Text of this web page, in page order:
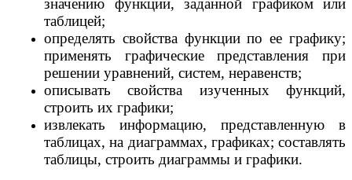
значению функции, заданной графиком или
таблицей;
определять свойства функции по ее графику;
применять графические представления при
решении уравнений, систем, неравенств;
описывать свойства изученных функций,
строить их графики;
извлекать информацию, представленную в
таблицах, на диаграммах, графиках; составлять
таблицы, строить диаграммы и графики.